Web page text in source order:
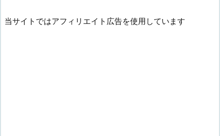
当サイトではアフィリエイト広告を使用しています